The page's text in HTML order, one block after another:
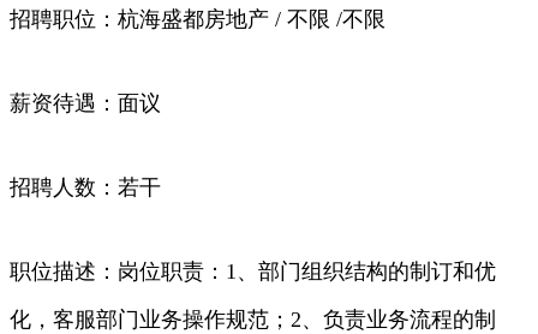
招聘职位：杭海盛都房地产 / 不限 /不限
薪资待遇：面议
招聘人数：若干
职位描述：岗位职责：1、部门组织结构的制订和优
化，客服部门业务操作规范；2、负责业务流程的制